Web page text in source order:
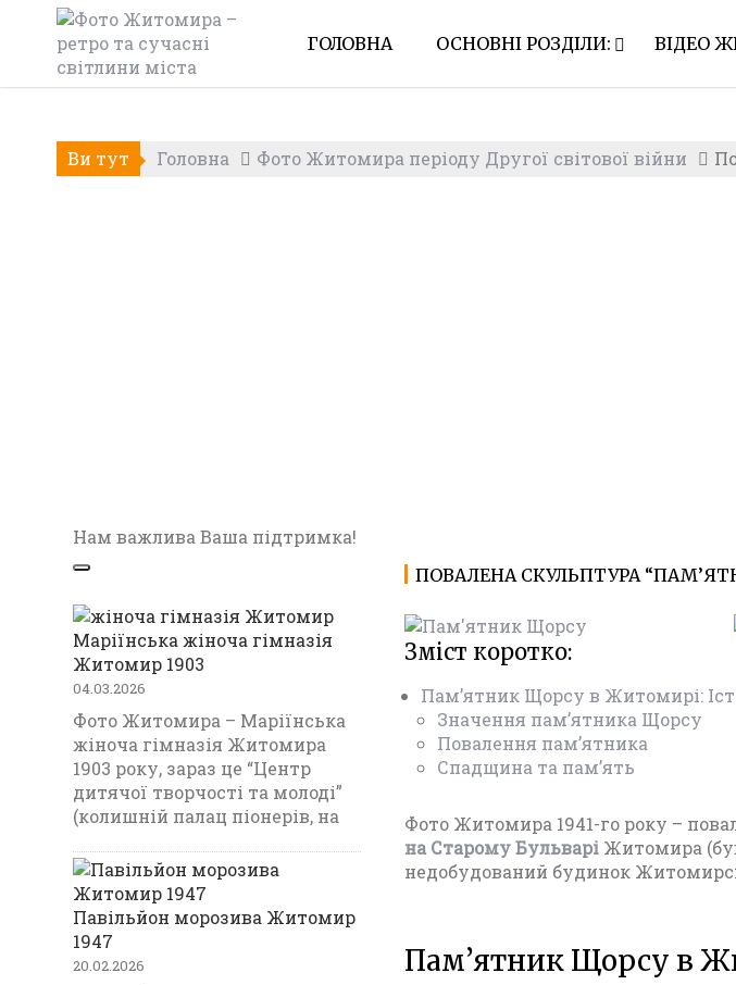
content
ГОЛОВНА ОСНОВНІ РОЗДІЛИ: ВІДЕО
Ви тут Головна Фото Житомира періоду Другої світової війни
ПОВАЛЕНА СКУЛЬПТУРА
Зміст коротко:
Пам’ятник Щорсу в Житомирі:
Значення пам’ятника Щорсу
Повалення пам’ятника
Спадщина та пам’ять
Фото Житомира 1941-го року –
на Старому Бульварі Житомира
недобудований будинок
Пам’ятник Щорсу в
Нам важлива Ваша підтримка!
Маріїнська жіноча гімназія
Житомир 1903
04.03.2026
Фото Житомира – Маріїнська
жіноча гімназія Житомира
1903 року, зараз це “Центр
дитячої творчості та молоді”
(колишній палац піонерів, на
Павільйон морозива Житомир
1947
20.02.2026